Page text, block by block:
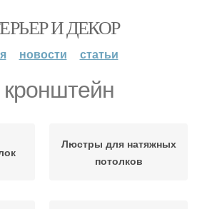
И ДЕКОР
новости статьи
Люстры для натяжных
потолков